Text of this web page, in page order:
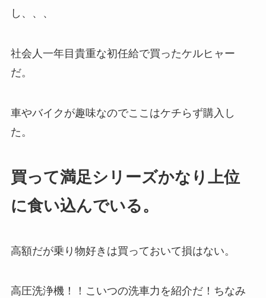
し、、、
社会人一年目貴重な初任給で買ったケルヒャー
だ。
車やバイクが趣味なのでここはケチらず購入し
た。
買って満足シリーズかなり上位
に食い込んでいる。
高額だが乗り物好きは買っておいて損はない。
高圧洗浄機！！こいつの洗車力を紹介だ！ちなみ